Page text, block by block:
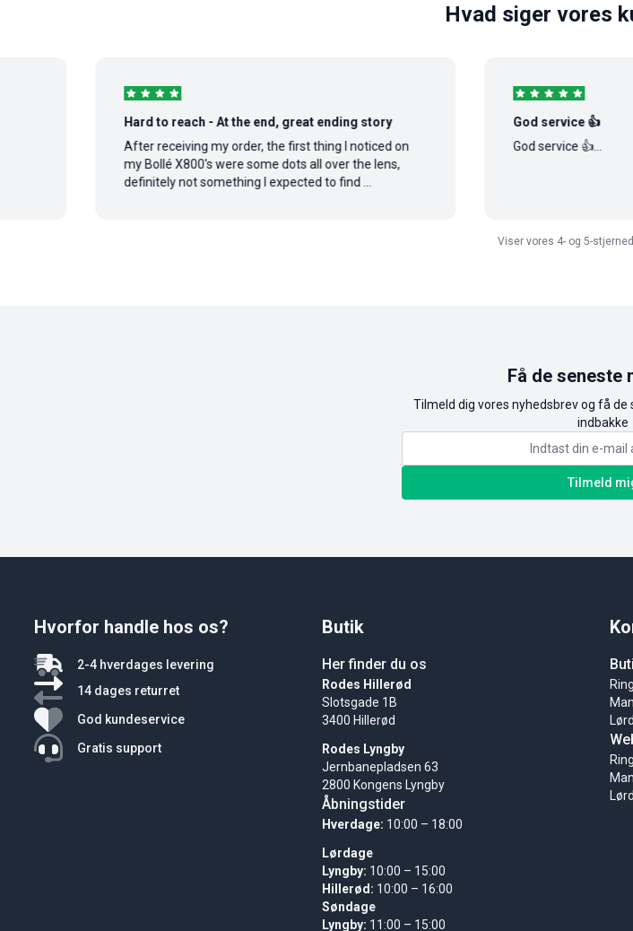
Hvad siger vores
Hard to reach - At the end, great ending story
After receiving my order, the first thing I noticed on
my Bollé X800's were some dots all over the lens,
definitely not something I expected to find ...
God service 👍
God service 👍...
Viser vores 4- og 5-
Få de seneste
Tilmeld dig vores nyhedsbrev og få de
indbakke
Tilmeld
Butik
Her finder du os
Rodes Hillerød
Slotsgade 1B
3400 Hillerød
Rodes Lyngby
Jernbanepladsen 63
2800 Kongens Lyngby
Åbningstider
Hverdage: 10:00 – 18:00
Lørdage
Lyngby: 10:00 – 15:00
Hillerød: 10:00 – 16:00
Søndage
Lyngby: 11:00 – 15:00
Hvorfor handle hos os?
2-4 hverdages levering
14 dages returret
God kundeservice
Gratis support